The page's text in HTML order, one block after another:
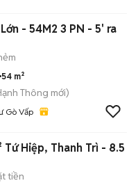
- 54M2 3 PN - 5' ra
54 m²
Thông mới)
Gò Vấp
Tứ Hiệp, Thanh Trì - 8.5
tiền